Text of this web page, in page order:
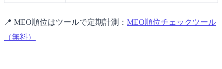
📍 MEO順位はツールで定期計測： MEO順位チェックツール
（無料）